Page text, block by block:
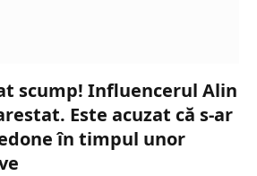
scump! Influencerul Alin
Este acuzat că s-ar
în timpul unor